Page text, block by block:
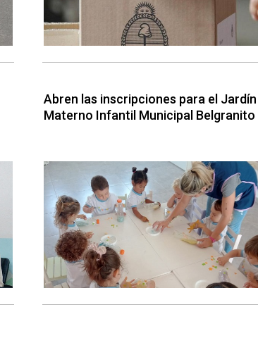
Abren las inscripciones para el Jardín
Materno Infantil Municipal Belgranito